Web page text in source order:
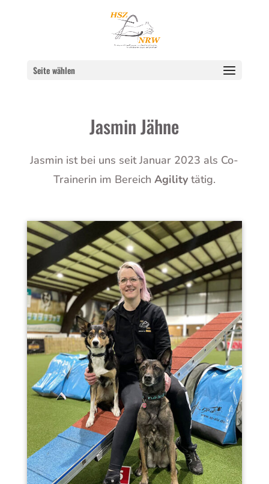
Seite wählen
Jasmin Jähne
Jasmin ist bei uns seit Januar 2023 als Co-
Trainerin im Bereich Agilitytätig.